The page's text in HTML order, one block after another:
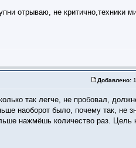
отрываю, не критично,техники
Добавлено:
так легче, не пробовал,
наоборот было, почему так, не
нажмёшь количество раз. Цель